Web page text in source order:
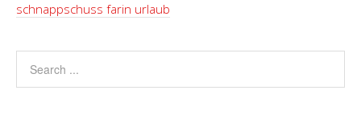
schnappschuss farin urlaub